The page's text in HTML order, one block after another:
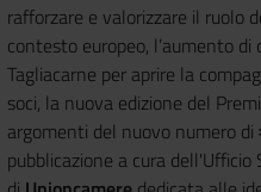
rafforzare e valorizzare il ruolo
contesto europeo, l’aumento
Tagliacarne per aprire la
soci, la nuova edizione del
argomenti del nuovo numero di
pubblicazione a cura dell'Ufficio